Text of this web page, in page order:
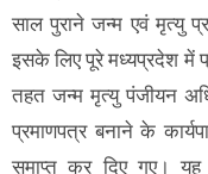
साल पुराने जन्म एवं मृत्यु
इसके लिए पूरे मध्यप्रदेश में
तहत जन्म मृत्यु पंजीयन
प्रमाणपत्र बनाने के
समाप्त कर दिए गए। यह